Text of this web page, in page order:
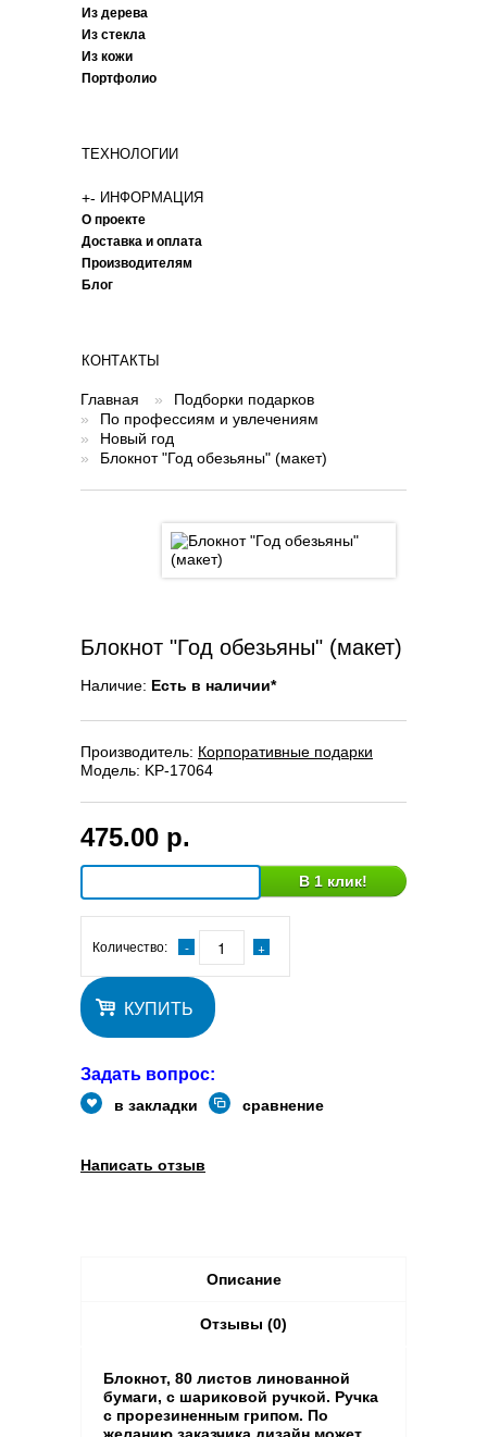
Из дерева
Из стекла
Из кожи
Портфолио
ТЕХНОЛОГИИ
+- ИНФОРМАЦИЯ
О проекте
Доставка и оплата
Производителям
Блог
КОНТАКТЫ
Главная »
Подборки подарков
»
По профессиям и увлечениям
»
Новый год
»
Блокнот "Год обезьяны" (макет)
Блокнот "Год обезьяны" (макет)
Наличие: Есть в наличии*
Производитель: Корпоративные подарки
Модель: KP-17064
475.00 р.
В 1 клик!
Количество:
КУПИТЬ
Задать вопрос:
в закладки сравнение
Написать отзыв
Описание
Отзывы (0)
Блокнот, 80 листов линованной
бумаги, с шариковой ручкой. Ручка
с прорезиненным грипом. По
желанию заказчика дизайн может